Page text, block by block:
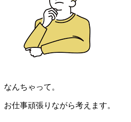
なんちゃって。
お仕事頑張りながら考えます。